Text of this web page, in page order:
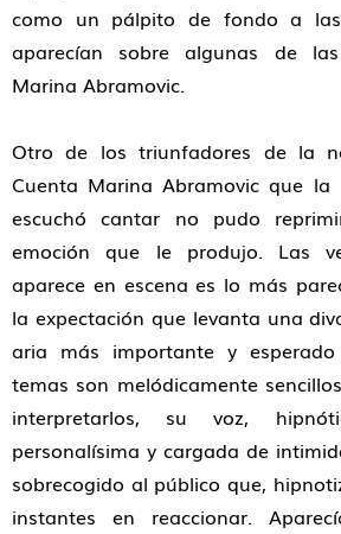
como un pálpito de fondo a las
aparecían sobre algunas de
Marina Abramovic.
Otro de los triunfadores de la
Cuenta Marina Abramovic que la
escuchó cantar no pudo
emoción que le produjo. Las
aparece en escena es lo más
la expectación que levanta una
aria más importante y
temas son melódicamente
interpretarlos, su voz,
personalísima y cargada de
sobrecogido al público que,
instantes en reaccionar.